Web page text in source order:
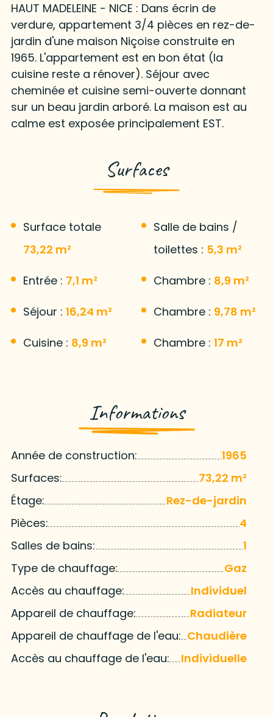
HAUT MADELEINE - NICE : Dans écrin de
verdure, appartement 3/4 pièces en rez-de-
jardin d'une maison Niçoise construite en
1965. L'appartement est en bon état (la
cuisine reste a rénover). Séjour avec
cheminée et cuisine semi-ouverte donnant
sur un beau jardin arboré. La maison est au
calme est exposée principalement EST.
Surfaces
Surface totale
73,22 m²
Entrée : 7,1 m²
Séjour : 16,24 m²
Cuisine : 8,9 m²
Salle de bains /
toilettes : 5,3 m²
Chambre : 8,9 m²
Chambre : 9,78 m²
Chambre : 17 m²
Informations
Année de construction:
1965
Surfaces:
73,22 m²
Étage:
Rez-de-jardin
Pièces:
4
Salles de bains:
1
Type de chauffage:
Gaz
Accès au chauffage:
Individuel
Appareil de chauffage:
Radiateur
Appareil de chauffage de l'eau: Chaudière
Accès au chauffage de l'eau:
Individuelle